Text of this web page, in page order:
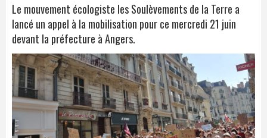
Le mouvement écologiste les Soulèvements de la Terre a
lancé un appel à la mobilisation pour ce mercredi 21 juin
devant la préfecture à Angers.